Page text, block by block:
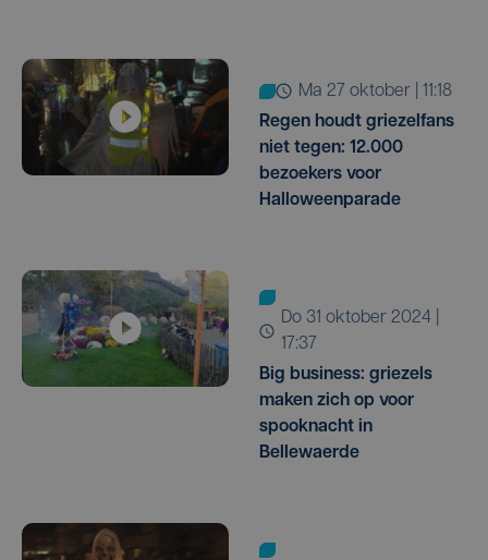
ma 27 oktober | 11:18
Regen houdt griezelfans
niet tegen: 12.000
bezoekers voor
Halloweenparade
do 31 oktober 2024 |
17:37
Big business: griezels
maken zich op voor
spooknacht in
Bellewaerde